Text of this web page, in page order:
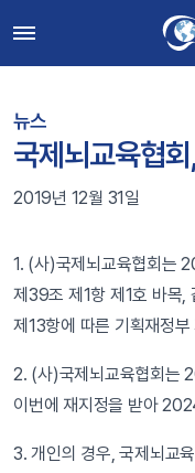
뉴스
국제뇌교육협
2019년 12월 31일
1. (사)국제뇌교육협회는
제39조 제1항 제1호 바목,
제13항에 따른 기획재정
2. (사)국제뇌교육협회는
이번에 재지정을 받아
3. 개인의 경우, 국제뇌교